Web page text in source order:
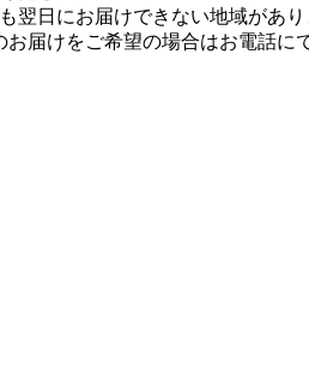
日にお届けできない地域があり
届けをご希望の場合はお電話に